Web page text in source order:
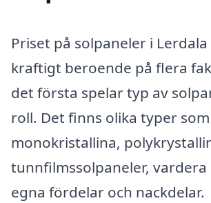
Priset på solpaneler i
kraftigt beroende på flera
det första spelar typ av
roll. Det finns olika typer som
monokristallina,
tunnfilmssolpaneler, vardera
egna fördelar och nackdelar.